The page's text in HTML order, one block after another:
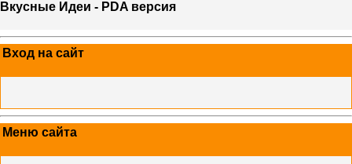
Вкусные Идеи - PDA версия
Вход на сайт
Меню сайта